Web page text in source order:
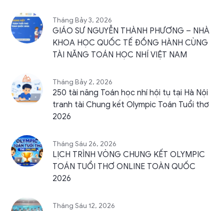
Tháng Bảy 3, 2026
GIÁO SƯ NGUYỄN THÀNH PHƯƠNG – NHÀ
KHOA HỌC QUỐC TẾ ĐỒNG HÀNH CÙNG
TÀI NĂNG TOÁN HỌC NHÍ VIỆT NAM
Tháng Bảy 2, 2026
250 tài năng Toán học nhí hội tụ tại Hà Nội
tranh tài Chung kết Olympic Toán Tuổi thơ
2026
Tháng Sáu 26, 2026
LỊCH TRÌNH VÒNG CHUNG KẾT OLYMPIC
TOÁN TUỔI THƠ ONLINE TOÀN QUỐC
2026
Tháng Sáu 12, 2026